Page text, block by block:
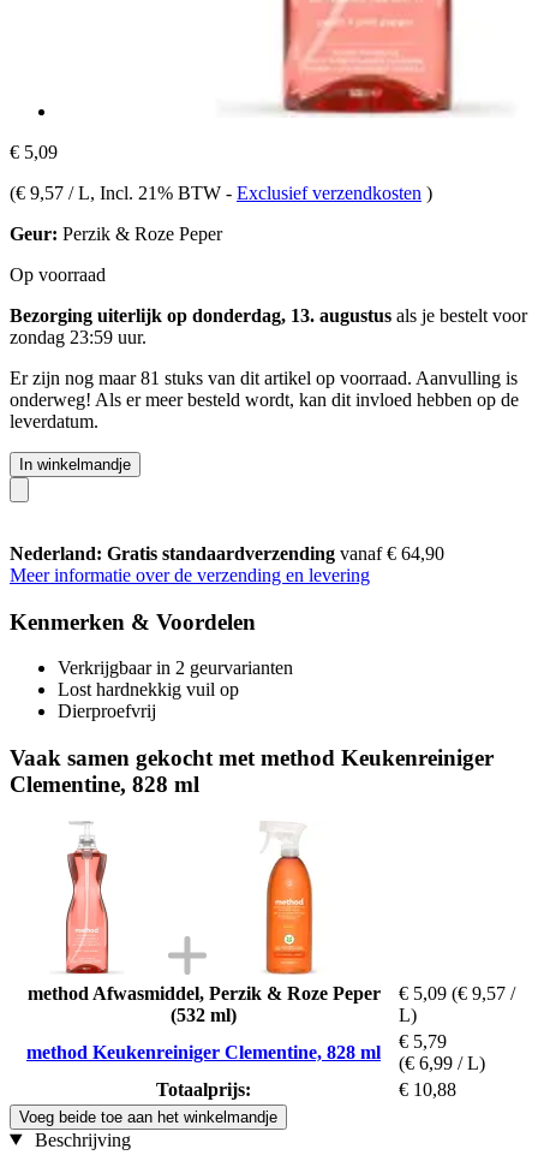
€ 5,09
(€ 9,57 / L, Incl. 21% BTW - Exclusief verzendkosten )
Geur: Perzik & Roze Peper
Op voorraad
Bezorging uiterlijk op donderdag, 13. augustus als je bestelt voor
zondag 23:59 uur.
Er zijn nog maar 81 stuks van dit artikel op voorraad. Aanvulling is
onderweg! Als er meer besteld wordt, kan dit invloed hebben op de
leverdatum.
In winkelmandje
Nederland: Gratis standaardverzending vanaf € 64,90
Meer informatie over de verzending en levering
Kenmerken & Voordelen
Verkrijgbaar in 2 geurvarianten
Lost hardnekkig vuil op
Dierproefvrij
Vaak samen gekocht met method Keukenreiniger
Clementine, 828 ml
method Afwasmiddel, Perzik & Roze Peper
(532 ml)
€ 5,09 (€ 9,57 /
L)
method Keukenreiniger Clementine, 828 ml
€ 5,79
(€ 6,99 / L)
Totaalprijs:
€ 10,88
Voeg beide toe aan het winkelmandje
Beschrijving